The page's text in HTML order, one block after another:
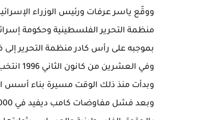
منظمة التحرير الفلسطينية وحكومة
بموجبه على رأس كادر منظمة التحرير
وفي
وبدأت منذ ذلك الوقت مسيرة بناء أسس